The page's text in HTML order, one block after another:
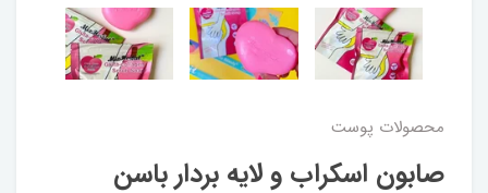
محصولات پوست
صابون اسکراب و لایه بردار باسن